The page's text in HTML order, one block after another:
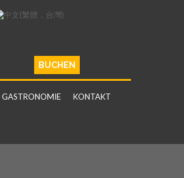
BUCHEN
GASTRONOMIE KONTAKT